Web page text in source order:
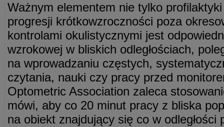
Ważnym elementem nie tylko
progresji krótkowzroczności poza
kontrolami okulistycznymi jest
wzrokowej w bliskich odległościach,
na wprowadzaniu częstych,
czytania, nauki czy pracy przed
Optometric Association zaleca
mówi, aby co 20 minut pracy z bliska
na obiekt znajdujący się co w odległości